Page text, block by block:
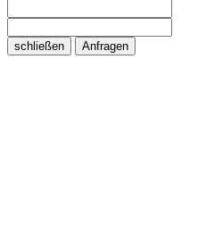
schließen Anfragen